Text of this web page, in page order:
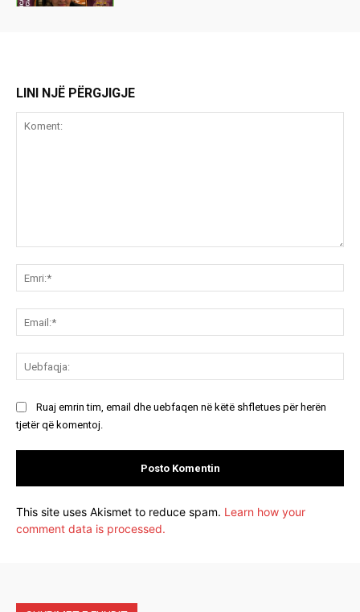
LINI NJË PËRGJIGJE
Ruaj emrin tim, email dhe uebfaqen në këtë shfletues për herën
tjetër që komentoj.
This site uses Akismet to reduce spam. Learn how your
comment data is processed.